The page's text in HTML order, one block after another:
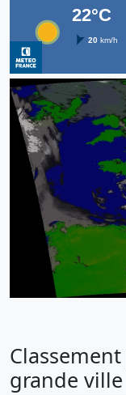
grande